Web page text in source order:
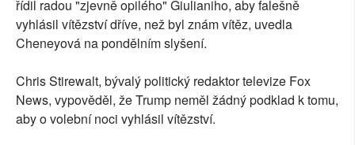
řídil radou "zjevně opilého" Giulianiho, aby falešně
vyhlásil vítězství dříve, než byl znám vítěz, uvedla
Cheneyová na pondělním slyšení.
Chris Stirewalt, bývalý politický redaktor televize Fox
News, vypověděl, že Trump neměl žádný podklad k tomu,
aby o volební noci vyhlásil vítězství.